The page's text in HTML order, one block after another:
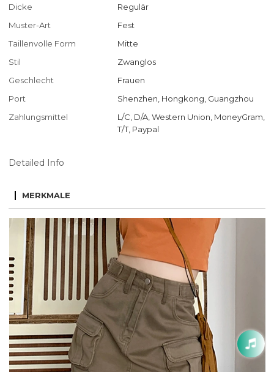
Dicke
Regulär
Muster-Art
Fest
Taillenvolle Form
Mitte
Stil
Zwanglos
Geschlecht
Frauen
Port
Shenzhen, Hongkong, Guangzhou
Zahlungsmittel
L/C, D/A, Western Union, MoneyGram,
T/T, Paypal
Detailed Info
MERKMALE